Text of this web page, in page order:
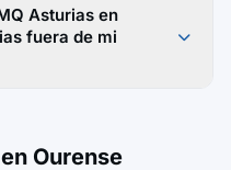
Asturias en
fuera de mi
Ourense